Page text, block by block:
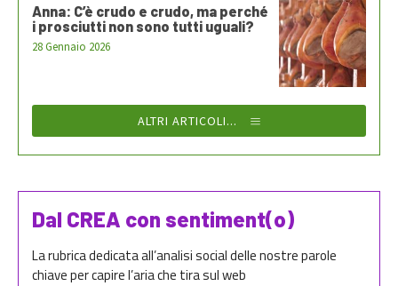
Anna: C’è crudo e crudo, ma perché
i prosciutti non sono tutti uguali?
28 Gennaio 2026
ALTRI ARTICOLI...
Dal CREA con sentiment(o)
La rubrica dedicata all’analisi social delle nostre parole
chiave per capire l’aria che tira sul web